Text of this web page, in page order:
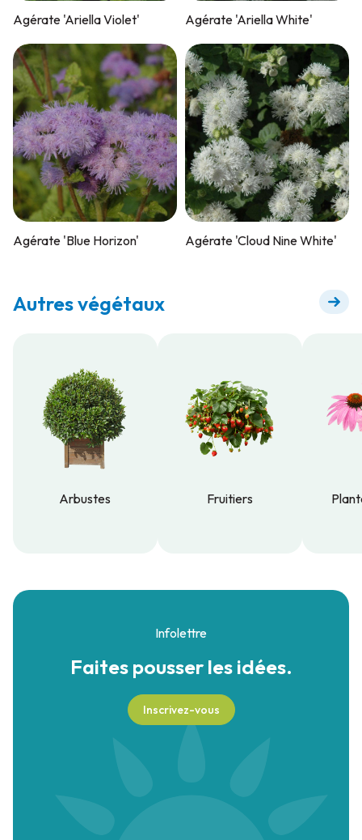
Agérate 'Ariella Violet' Agérate 'Ariella White'
Agérate 'Blue Horizon' Agérate 'Cloud Nine White'
Autres végétaux
Arbustes
Fruitiers
Infolettre
Faites pousserles idées.
Inscrivez-vous